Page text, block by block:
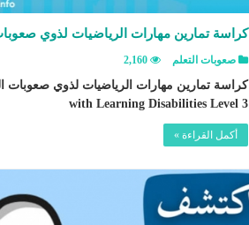
كراسة تمارين مهارات الرياضيات لذوي
صعوبات التعلم 2,160
with Learning Disabilities Level 3
أكمل القراءة »